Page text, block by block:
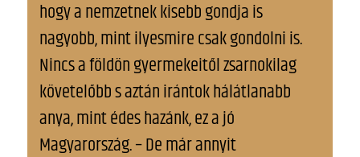
hogy a nemzetnek kisebb gondja is
nagyobb, mint ilyesmire csak gondolni is.
Nincs a földön gyermekeitől zsarnokilag
követelőbb s aztán irántok hálátlanabb
anya, mint édes hazánk, ez a jó
Magyarország. – De már annyit